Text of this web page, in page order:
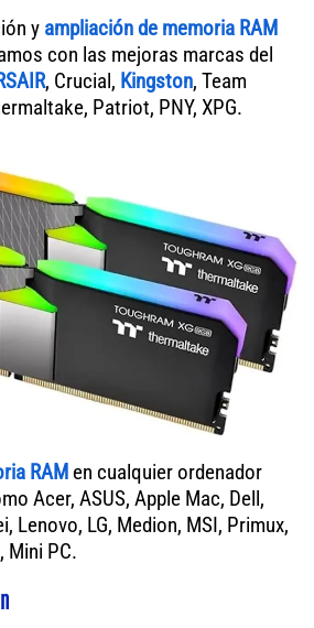
y ampliación de memoria RAM
con las mejoras marcas del
, Crucial, Kingston, Team
Patriot, PNY, XPG.
RAM en cualquier ordenador
Acer, ASUS, Apple Mac, Dell,
Lenovo, LG, Medion, MSI, Primux,
Mini PC.